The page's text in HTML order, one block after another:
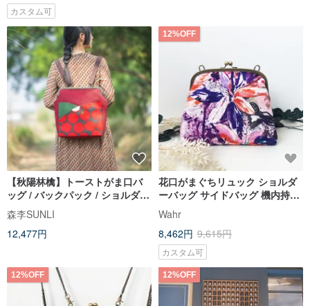
カスタム可
【秋陽林檎】トーストがま口バ
ッグ / バックパック / ショルダー
バッグ / 斜め掛けバッグ / 水風船
森李SUNLI
12,477円
12%OFF
花口がまぐちリュック ショルダ
ーバッグ サイドバッグ 機内持ち
込みバッグ
Wahr
8,462円 9,615円
カスタム可
12%OFF 12%OFF